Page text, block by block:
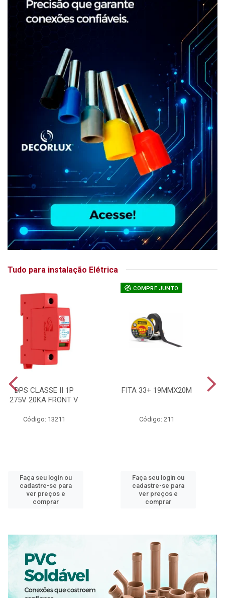
Tudo para instalação Elétrica
DPS CLASSE II 1P
275V 20KA FRONT V
Código: 13211
Faça seu login ou
cadastre-se para
ver preços e
comprar
COMPRE JUNTO
FITA 33+ 19MMX20M
Código: 211
Faça seu login ou
cadastre-se para
ver preços e
comprar